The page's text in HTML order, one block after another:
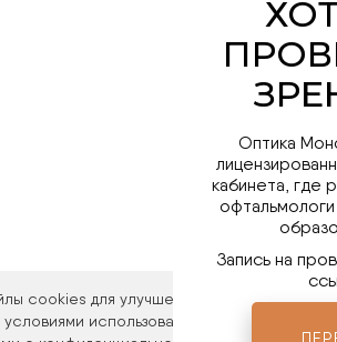
cookies для улучшения работы сайта.
использования файлов cookies.
Оптика
кабинета, где
Запись на